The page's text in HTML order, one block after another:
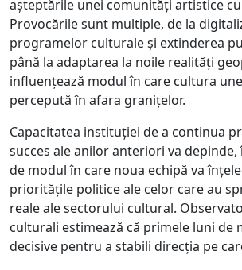
așteptările unei comunități artistice
Provocările sunt multiple, de la
programelor culturale și extinderea
până la adaptarea la noile realități
influențează modul în care cultura
percepută în afara granițelor.
Capacitatea instituției de a continua
succes ale anilor anteriori va depinde,
de modul în care noua echipă va
prioritățile politice ale celor care au
reale ale sectorului cultural.
culturali estimează că primele luni de
decisive pentru a stabili direcția pe